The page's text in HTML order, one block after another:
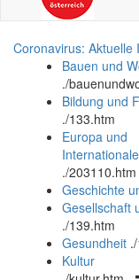
Coronavirus: Aktuelle
Bauen und
./
Bildung und
./133.htm
Europa und
./203110.htm
Geschichte
Gesellschaft
./139.htm
Gesundheit .
Kultur